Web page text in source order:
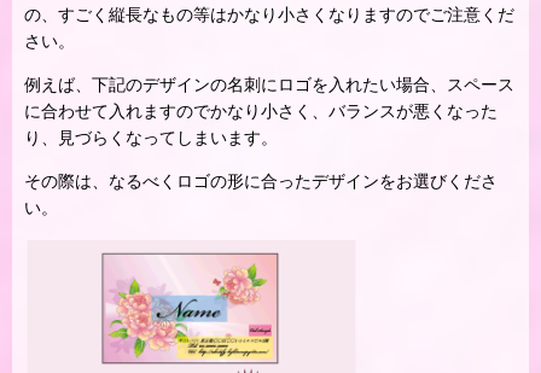
の、すごく縦長なもの等はかなり小さくなりますのでご注意くだ
さい。
例えば、下記のデザインの名刺にロゴを入れたい場合、スペース
に合わせて入れますのでかなり小さく、バランスが悪くなった
り、見づらくなってしまいます。
その際は、なるべくロゴの形に合ったデザインをお選びくださ
い。